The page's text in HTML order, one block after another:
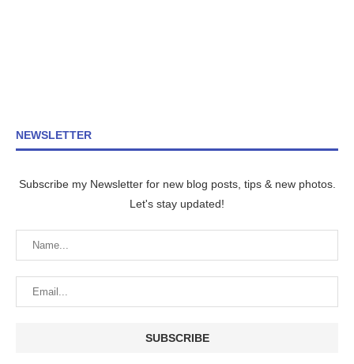
NEWSLETTER
Subscribe my Newsletter for new blog posts, tips & new photos.
Let's stay updated!